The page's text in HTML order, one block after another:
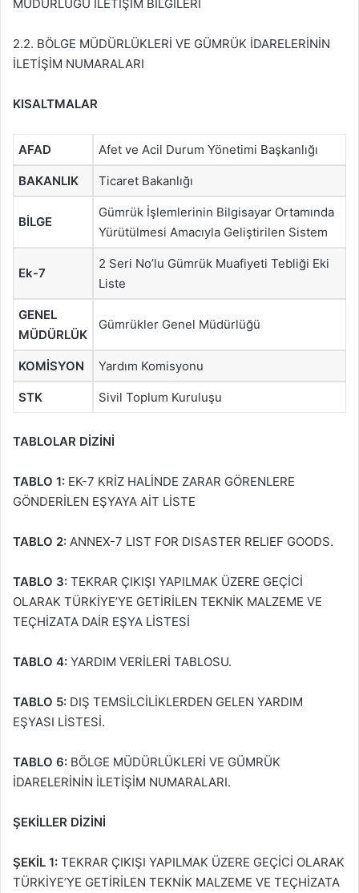
MÜDÜRLÜĞÜ İLETİŞİM BİLGİLERİ
2.2. BÖLGE MÜDÜRLÜKLERİ VE GÜMRÜK İDARELERİNİN
İLETİŞİM NUMARALARI
KISALTMALAR
AFAD Afet ve Acil Durum Yönetimi Başkanlığı
BAKANLIK Ticaret Bakanlığı
BİLGE
Gümrük İşlemlerinin Bilgisayar Ortamında
Yürütülmesi Amacıyla Geliştirilen Sistem
Ek-7
2 Seri No’lu Gümrük Muafiyeti Tebliği Eki
Liste
GENEL
MÜDÜRLÜK
Gümrükler Genel Müdürlüğü
KOMİSYON Yardım Komisyonu
STK Sivil Toplum Kuruluşu
TABLOLAR DİZİNİ
TABLO 1: EK-7 KRİZ HALİNDE ZARAR GÖRENLERE
GÖNDERİLEN EŞYAYA AİT LİSTE
TABLO 2: ANNEX-7 LIST FOR DISASTER RELIEF GOODS.
TABLO 3: TEKRAR ÇIKIŞI YAPILMAK ÜZERE GEÇİCİ
OLARAK TÜRKİYE’YE GETİRİLEN TEKNİK MALZEME VE
TEÇHİZATA DAİR EŞYA LİSTESİ
TABLO 4: YARDIM VERİLERİ TABLOSU.
TABLO 5: DIŞ TEMSİLCİLİKLERDEN GELEN YARDIM
EŞYASI LİSTESİ.
TABLO 6: BÖLGE MÜDÜRLÜKLERİ VE GÜMRÜK
İDARELERİNİN İLETİŞİM NUMARALARI.
ŞEKİLLER DİZİNİ
ŞEKİL 1: TEKRAR ÇIKIŞI YAPILMAK ÜZERE GEÇİCİ OLARAK
TÜRKİYE’YE GETİRİLEN TEKNİK MALZEME VE TEÇHİZATA